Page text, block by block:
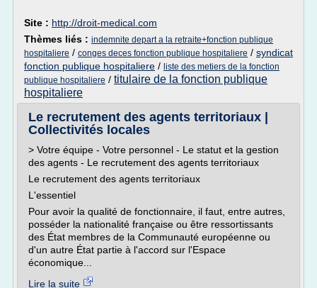
Site : http://droit-medical.com
Thèmes liés : indemnite depart a la retraite+fonction publique
hospitaliere / conges deces fonction publique hospitaliere / syndicat
fonction publique hospitaliere / liste des metiers de la fonction
publique hospitaliere / titulaire de la fonction publique
hospitaliere
Le recrutement des agents territoriaux |
Collectivités locales
> Votre équipe - Votre personnel - Le statut et la gestion
des agents - Le recrutement des agents territoriaux
Le recrutement des agents territoriaux
L'essentiel
Pour avoir la qualité de fonctionnaire, il faut, entre autres,
posséder la nationalité française ou être ressortissants
des État membres de la Communauté européenne ou
d'un autre État partie à l'accord sur l'Espace
économique...
Lire la suite